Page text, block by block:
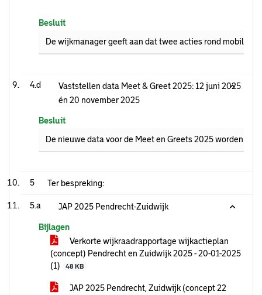
Besluit
De wijkmanager geeft aan dat twee acties rond
4.d
Vaststellen data Meet & Greet 2025: 12 juni 2025
én 20 november 2025
Besluit
De nieuwe data voor de Meet en Greets 2025 worden 12
5 Ter bespreking:
5.a JAP 2025 Pendrecht-Zuidwijk
Bijlagen
Verkorte wijkraadrapportage wijkactieplan
(concept) Pendrecht en Zuidwijk 2025 - 20-01-2025
(1)
48 KB
JAP 2025 Pendrecht, Zuidwijk (concept 22